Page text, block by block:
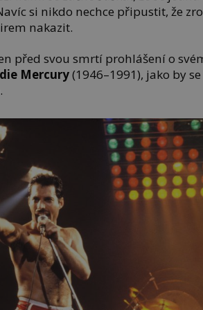
si nikdo nechce připustit, že
nakazit.
před svou smrtí prohlášení o
Mercury(1946–1991), jako by se